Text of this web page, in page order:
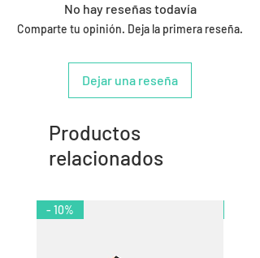
No hay reseñas todavía
Comparte tu opinión. Deja la primera reseña.
Dejar una reseña
Productos
relacionados
- 10%